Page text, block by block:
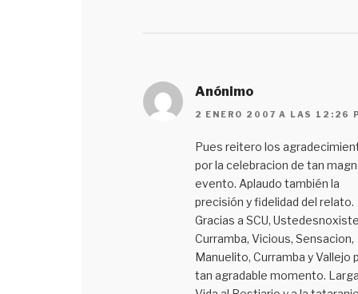
Anónimo
2 ENERO 2007 A LAS 12:26
Pues reitero los
por la celebracion de tan
evento. Aplaudo también la
precisión y fidelidad del relato.
Gracias a SCU,
Curramba, Vicious, Sensacion,
Manuelito, Curramba y Vallejo
tan agradable momento.